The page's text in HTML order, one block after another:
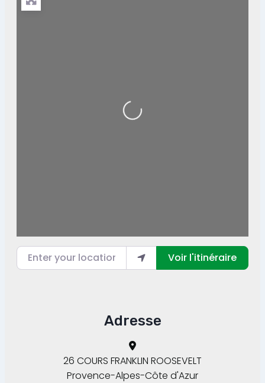
Loading...
Enter your location
Voir l'itinéraire
Adresse
26 COURS FRANKLIN ROOSEVELT
Provence-Alpes-Côte d'Azur